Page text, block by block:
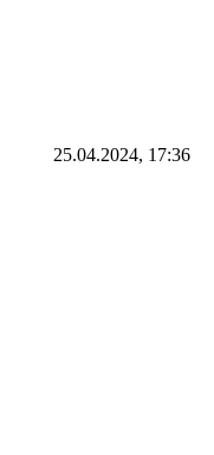
25.04.2024, 17:36